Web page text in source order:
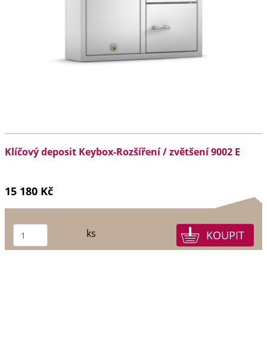
Klíčový deposit Keybox-Rozšíření / zvětšení 9002 E
15 180 Kč
ks